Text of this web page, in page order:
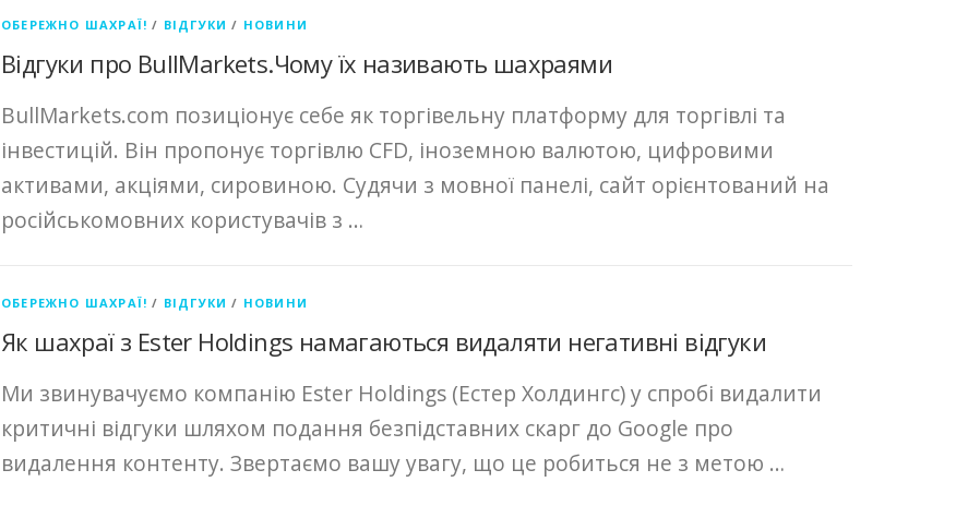
ОБЕРЕЖНО ШАХРАЇ! / ВІДГУКИ / НОВИНИ
Відгуки про BullMarkets.Чому їх називають шахраями
BullMarkets.com позиціонує себе як торгівельну платформу для торгівлі та
інвестицій. Він пропонує торгівлю CFD, іноземною валютою, цифровими
активами, акціями, сировиною. Судячи з мовної панелі, сайт орієнтований на
російськомовних користувачів з …
ОБЕРЕЖНО ШАХРАЇ! / ВІДГУКИ / НОВИНИ
Як шахраї з Ester Holdings намагаються видаляти негативні відгуки
Ми звинувачуємо компанію Ester Holdings (Естер Холдингс) у спробі видалити
критичні відгуки шляхом подання безпідставних скарг до Google про
видалення контенту. Звертаємо вашу увагу, що це робиться не з метою …